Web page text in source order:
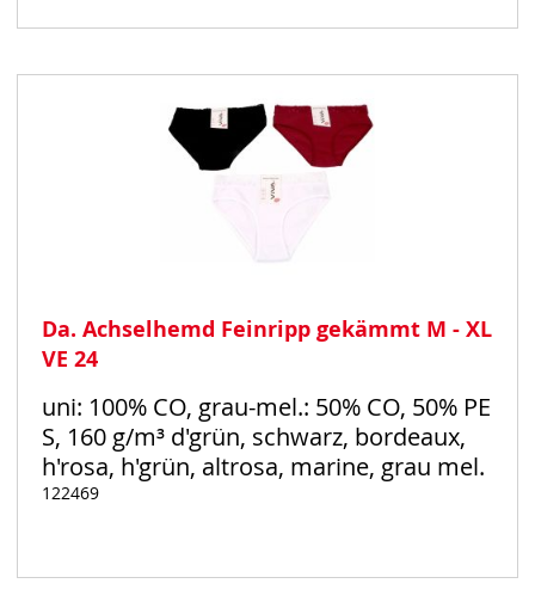
Auf
Da. Achselhemd Feinripp gekämmt M - XL
VE 24
uni: 100% CO, grau-mel.: 50% CO, 50% PE
S, 160 g/m³ d'grün, schwarz, bordeaux,
h'rosa, h'grün, altrosa, marine, grau mel.
122469
Auf